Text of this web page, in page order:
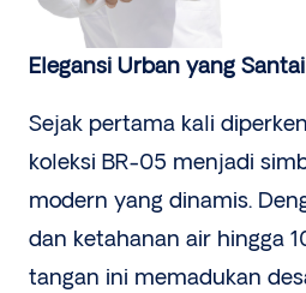
Elegansi Urban yang Santai
Sejak pertama kali
koleksi BR-05 menjadi
modern yang dinamis.
dan ketahanan air hingga
tangan ini memadukan